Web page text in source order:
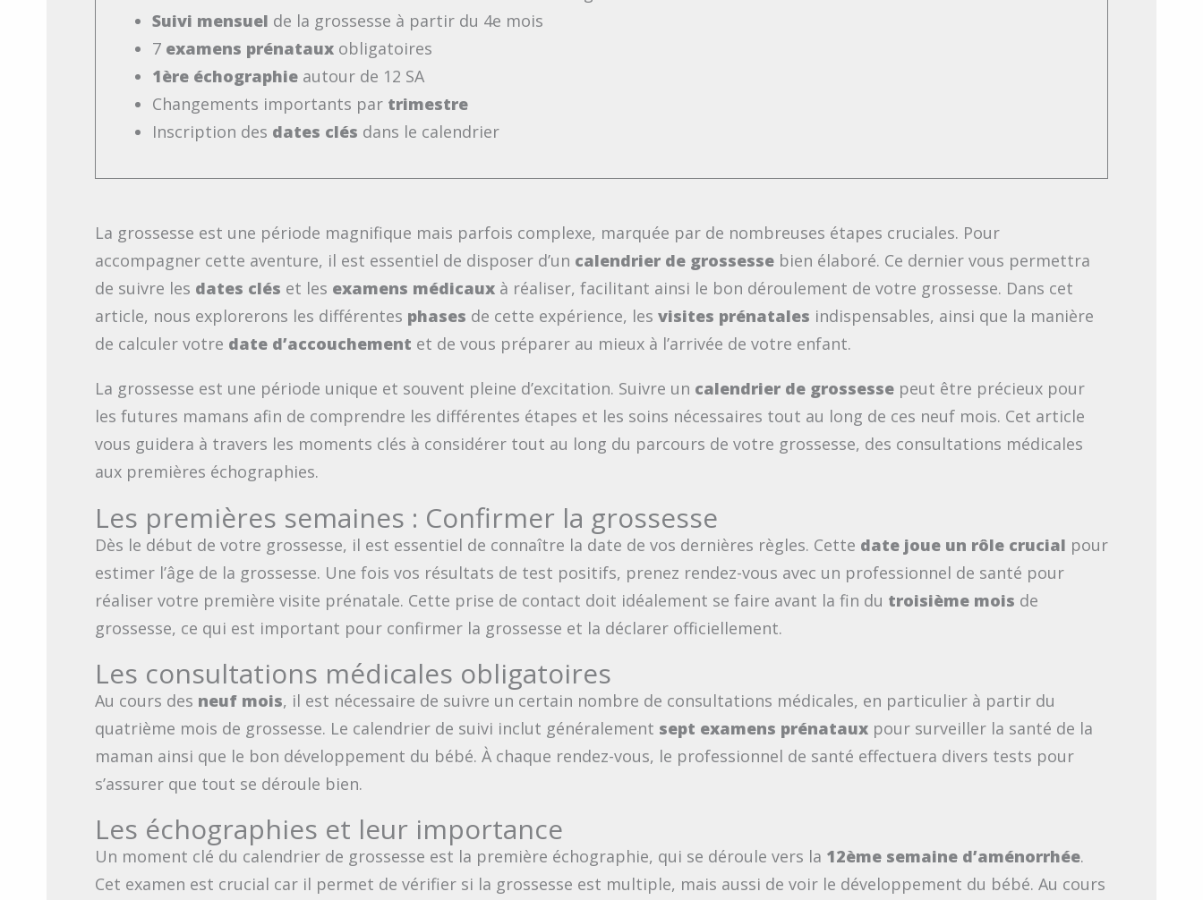
Suivi mensuel de la grossesse à partir du 4e mois
7 examens prénataux obligatoires
1ère échographie autour de 12 SA
Changements importants par trimestre
Inscription des dates clés dans le calendrier
La grossesse est une période magnifique mais parfois complexe, marquée par de nombreuses étapes cruciales. Pour
accompagner cette aventure, il est essentiel de disposer d’un calendrier de grossesse bien élaboré. Ce dernier vous permettra
de suivre les dates clés et les examens médicaux à réaliser, facilitant ainsi le bon déroulement de votre grossesse. Dans cet
article, nous explorerons les différentes phases de cette expérience, les visites prénatales indispensables, ainsi que la manière
de calculer votre date d’accouchement et de vous préparer au mieux à l’arrivée de votre enfant.
La grossesse est une période unique et souvent pleine d’excitation. Suivre un calendrier de grossesse peut être précieux pour
les futures mamans afin de comprendre les différentes étapes et les soins nécessaires tout au long de ces neuf mois. Cet article
vous guidera à travers les moments clés à considérer tout au long du parcours de votre grossesse, des consultations médicales
aux premières échographies.
Les premières semaines : Confirmer la grossesse
Dès le début de votre grossesse, il est essentiel de connaître la date de vos dernières règles. Cette date joue un rôle crucial pour
estimer l’âge de la grossesse. Une fois vos résultats de test positifs, prenez rendez-vous avec un professionnel de santé pour
réaliser votre première visite prénatale. Cette prise de contact doit idéalement se faire avant la fin du troisième mois de
grossesse, ce qui est important pour confirmer la grossesse et la déclarer officiellement.
Les consultations médicales obligatoires
Au cours des neuf mois, il est nécessaire de suivre un certain nombre de consultations médicales, en particulier à partir du
quatrième mois de grossesse. Le calendrier de suivi inclut généralement sept examens prénataux pour surveiller la santé de la
maman ainsi que le bon développement du bébé. À chaque rendez-vous, le professionnel de santé effectuera divers tests pour
s’assurer que tout se déroule bien.
Les échographies et leur importance
Un moment clé du calendrier de grossesse est la première échographie, qui se déroule vers la 12ème semaine d’aménorrhée.
Cet examen est crucial car il permet de vérifier si la grossesse est multiple, mais aussi de voir le développement du bébé. Au cours